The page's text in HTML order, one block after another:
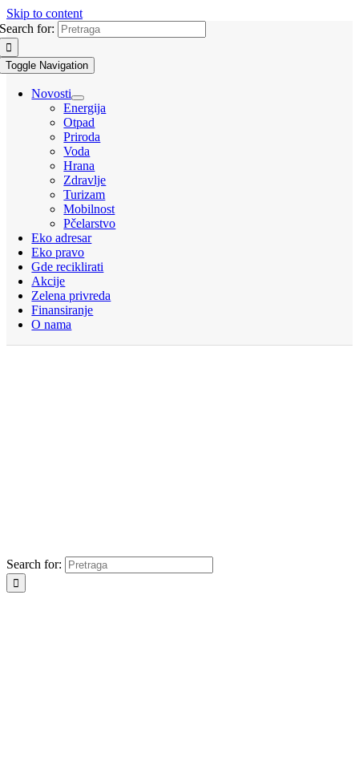
Skip to content
Search for:
Toggle Navigation
Novosti
Energija
Otpad
Priroda
Voda
Hrana
Zdravlje
Turizam
Mobilnost
Pčelarstvo
Eko adresar
Eko pravo
Gde reciklirati
Akcije
Zelena privreda
Finansiranje
O nama
Search for: